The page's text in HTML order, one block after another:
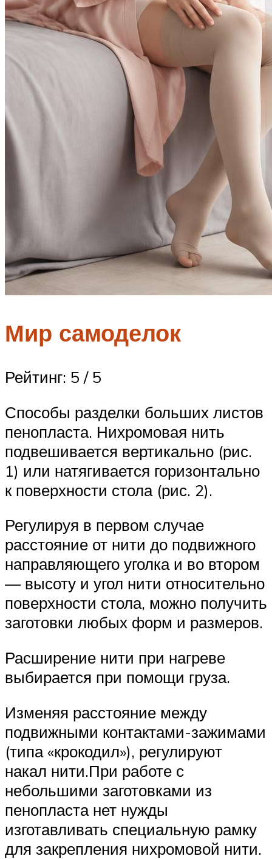
Мир самоделок
Рейтинг: 5 / 5
Способы разделки больших листов
пенопласта. Нихромовая нить
подвешивается вертикально (рис.
1) или натягивается горизонтально
к поверхности стола (рис. 2).
Регулируя в первом случае
расстояние от нити до подвижного
направляющего уголка и во втором
— высоту и угол нити относительно
поверхности стола, можно получить
заготовки любых форм и размеров.
Расширение нити при нагреве
выбирается при помощи груза.
Изменяя расстояние между
подвижными контактами-зажимами
(типа «крокодил»), регулируют
накал нити.При работе с
небольшими заготовками из
пенопласта нет нужды
изготавливать специальную рамку
для закрепления нихромовой нити.